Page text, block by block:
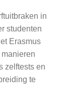
in
studenten
Erasmus
zelftests en
te